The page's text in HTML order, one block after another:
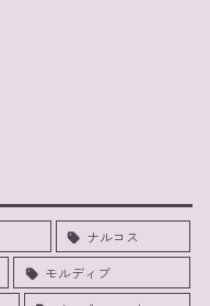
ナルコス
モルディブ